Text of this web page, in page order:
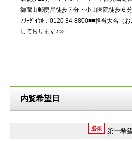
御蔵山郵便局徒歩７分・小山医院徒歩
ﾌﾘｰﾀﾞｲﾔﾙ：0120-84-8800■■担当大名（
しております♪≫
内覧希望日
必須 第一希望